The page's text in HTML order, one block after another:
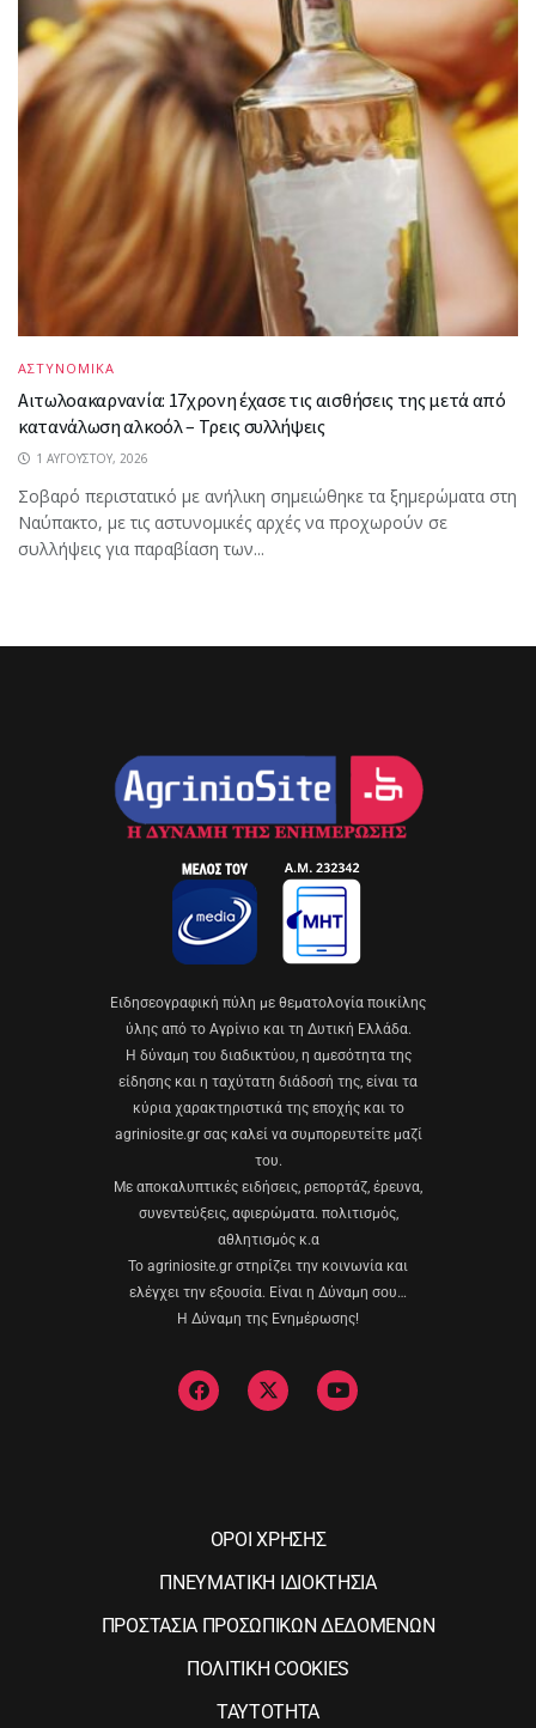
ΑΣΤΥΝΟΜΙΚΑ
Αιτωλοακαρνανία: 17χρονη έχασε τις αισθήσεις της μετά από
κατανάλωση αλκοόλ – Τρεις συλλήψεις
1 ΑΥΓΟΎΣΤΟΥ, 2026
Σοβαρό περιστατικό με ανήλικη σημειώθηκε τα ξημερώματα στη
Ναύπακτο, με τις αστυνομικές αρχές να προχωρούν σε
συλλήψεις για παραβίαση των...
Eιδησεογραφική πύλη με θεματολογία ποικίλης
ύλης από το Αγρίνιο και τη Δυτική Ελλάδα.
Η δύναμη του διαδικτύου, η αμεσότητα της
είδησης και η ταχύτατη διάδοσή της, είναι τα
κύρια χαρακτηριστικά της εποχής και το
agriniosite.gr σας καλεί να συμπορευτείτε μαζί
του.
Με αποκαλυπτικές ειδήσεις, ρεπορτάζ, έρευνα,
συνεντεύξεις, αφιερώματα. πολιτισμός,
αθλητισμός κ.α
Το agriniosite.gr στηρίζει την κοινωνία και
ελέγχει την εξουσία. Είναι η Δύναμη σου…
Η Δύναμη της Ενημέρωσης!
ΟΡΟΙ ΧΡΗΣΗΣ
ΠΝΕΥΜΑΤΙΚΗ ΙΔΙΟΚΤΗΣΙΑ
ΠΡΟΣΤΑΣΙΑ ΠΡΟΣΩΠΙΚΩΝ ΔΕΔΟΜΕΝΩΝ
ΠΟΛΙΤΙΚΗ COOKIES
ΤΑΥΤΟΤΗΤΑ